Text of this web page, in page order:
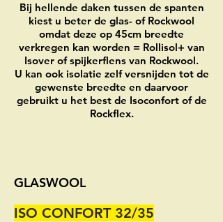
Bij hellende daken tussen de spanten
kiest u beter de glas- of Rockwool
omdat deze op 45cm breedte
verkregen kan worden = Rollisol+ van
Isover of spijkerflens van Rockwool.
U kan ook isolatie zelf versnijden tot de
gewenste breedte en daarvoor
gebruikt u het best de Isoconfort of de
Rockflex.
GLASWOOL
ISO CONFORT 32/35